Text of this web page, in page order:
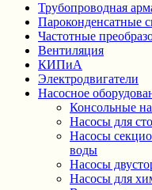
Трубопроводная
Пароконденсатные
Частотные
Вентиляция
КИПиА
Электродвигатели
Насосное
Консольные
Насосы для
Насосы
воды
Насосы
Насосы для